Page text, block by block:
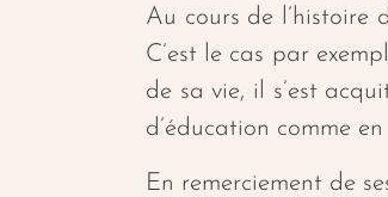
Au cours de l’histoire
C’est le cas par
de sa vie, il s’est
d’éducation comme
En remerciement de